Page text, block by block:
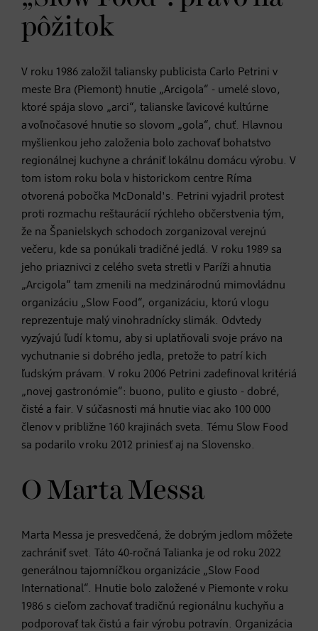
pôžitok
V roku 1986 založil taliansky publicista Carlo Petrini v
meste Bra (Piemont) hnutie „Arcigola“ - umelé slovo,
ktoré spája slovo „arci“, talianske ľavicové kultúrne
a voľnočasové hnutie so slovom „gola“, chuť. Hlavnou
myšlienkou jeho založenia bolo zachovať bohatstvo
regionálnej kuchyne a chrániť lokálnu domácu výrobu. V
tom istom roku bola v historickom centre Ríma
otvorená pobočka McDonald's. Petrini vyjadril protest
proti rozmachu reštaurácií rýchleho občerstvenia tým,
že na Španielskych schodoch zorganizoval verejnú
večeru, kde sa ponúkali tradičné jedlá. V roku 1989 sa
jeho priaznivci z celého sveta stretli v Paríži a hnutia
„Arcigola“ tam zmenili na medzinárodnú mimovládnu
organizáciu „Slow Food“, organizáciu, ktorú v logu
reprezentuje malý vinohradnícky slimák. Odvtedy
vyzývajú ľudí k tomu, aby si uplatňovali svoje právo na
vychutnanie si dobrého jedla, pretože to patrí k ich
ľudským právam. V roku 2006 Petrini zadefinoval kritériá
„novej gastronómie“: buono, pulito e giusto - dobré,
čisté a fair. V súčasnosti má hnutie viac ako 100 000
členov v približne 160 krajinách sveta. Tému Slow Food
sa podarilo v roku 2012 priniesť aj na Slovensko.
O Marta Messa
Marta Messa je presvedčená, že dobrým jedlom môžete
zachrániť svet. Táto 40-ročná Talianka je od roku 2022
generálnou tajomníčkou organizácie „Slow Food
International“. Hnutie bolo založené v Piemonte v roku
1986 s cieľom zachovať tradičnú regionálnu kuchyňu a
podporovať tak čistú a fair výrobu potravín. Organizácia